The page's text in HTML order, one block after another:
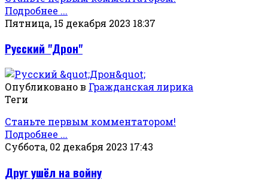
Подробнее ...
Пятница, 15 декабря 2023 18:37
Русский "Дрон"
Опубликовано в Гражданская лирика
Теги
Станьте первым комментатором!
Подробнее ...
Суббота, 02 декабря 2023 17:43
Друг ушёл на войну